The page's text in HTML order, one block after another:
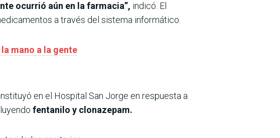
ocurrió aún en la farmacia”, indicó. El
a través del sistema informático.
mano a la gente
en el Hospital San Jorge en respuesta a
fentanilo y clonazepam.